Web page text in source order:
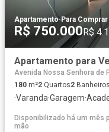
Apartamento·Para Comprar
R$ 750.000R$
Avenida Nossa Senhora de
180 m²2 Quartos2 Banheiros
·Varanda·Garagem·
Disponibilizado há um mês
mão